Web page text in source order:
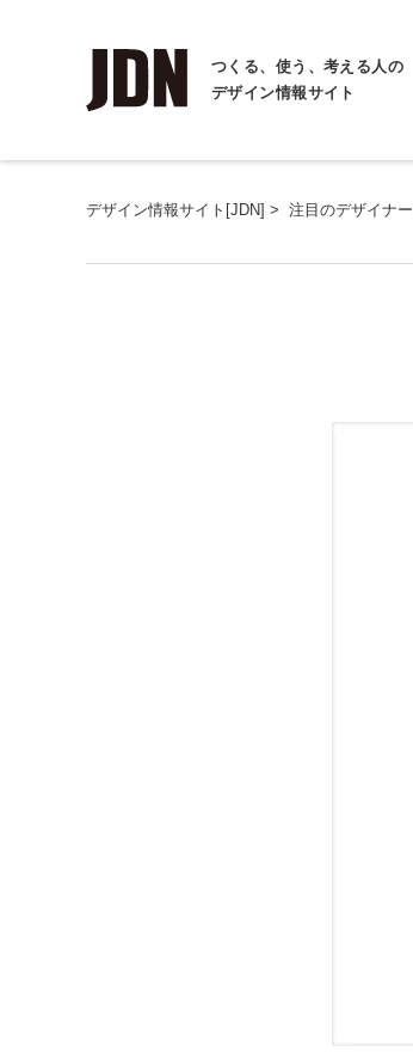
つくる、使う、考える人の
デザイン情報サイト
デザイン情報サイト[JDN] > 注目のデザイナー